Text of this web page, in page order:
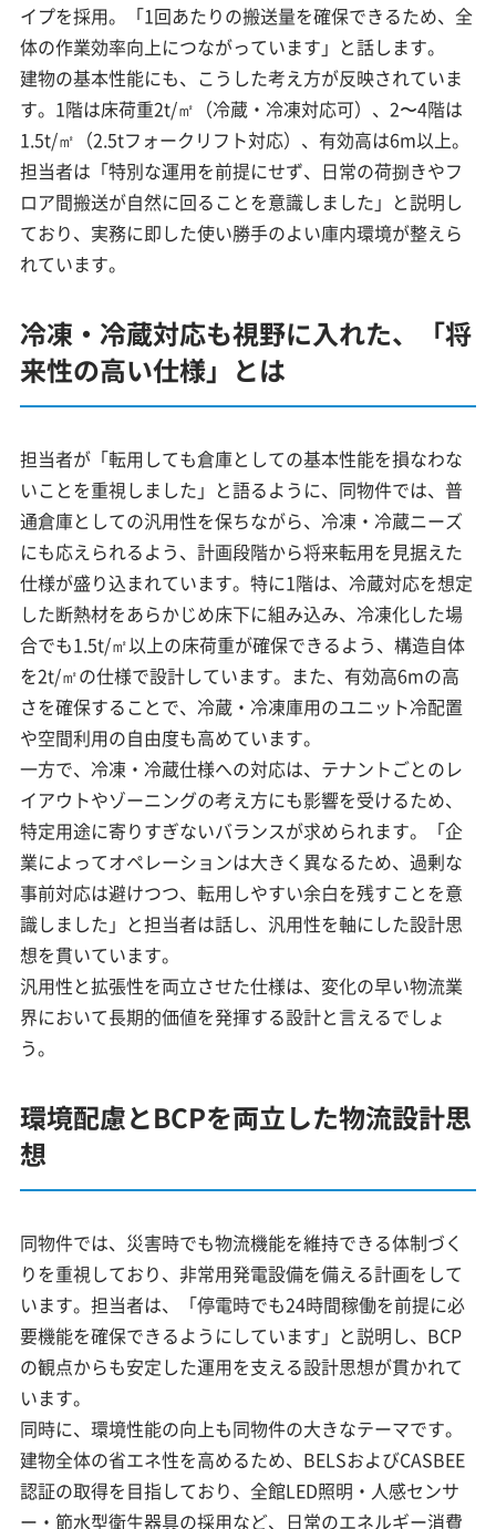
イプを採用。「1回あたりの搬送量を確保できるため、全
体の作業効率向上につながっています」と話します。
建物の基本性能にも、こうした考え方が反映されていま
す。1階は床荷重2t/㎡（冷蔵・冷凍対応可）、2〜4階は
1.5t/㎡（2.5tフォークリフト対応）、有効高は6m以上。
担当者は「特別な運用を前提にせず、日常の荷捌きやフ
ロア間搬送が自然に回ることを意識しました」と説明し
ており、実務に即した使い勝手のよい庫内環境が整えら
れています。
冷凍・冷蔵対応も視野に入れた、「将
来性の高い仕様」とは
担当者が「転用しても倉庫としての基本性能を損なわな
いことを重視しました」と語るように、同物件では、普
通倉庫としての汎用性を保ちながら、冷凍・冷蔵ニーズ
にも応えられるよう、計画段階から将来転用を見据えた
仕様が盛り込まれています。特に1階は、冷蔵対応を想定
した断熱材をあらかじめ床下に組み込み、冷凍化した場
合でも1.5t/㎡以上の床荷重が確保できるよう、構造自体
を2t/㎡の仕様で設計しています。また、有効高6mの高
さを確保することで、冷蔵・冷凍庫用のユニット冷配置
や空間利用の自由度も高めています。
一方で、冷凍・冷蔵仕様への対応は、テナントごとのレ
イアウトやゾーニングの考え方にも影響を受けるため、
特定用途に寄りすぎないバランスが求められます。「企
業によってオペレーションは大きく異なるため、過剰な
事前対応は避けつつ、転用しやすい余白を残すことを意
識しました」と担当者は話し、汎用性を軸にした設計思
想を貫いています。
汎用性と拡張性を両立させた仕様は、変化の早い物流業
界において長期的価値を発揮する設計と言えるでしょ
う。
環境配慮とBCPを両立した物流設計思
想
同物件では、災害時でも物流機能を維持できる体制づく
りを重視しており、非常用発電設備を備える計画をして
います。担当者は、「停電時でも24時間稼働を前提に必
要機能を確保できるようにしています」と説明し、BCP
の観点からも安定した運用を支える設計思想が貫かれて
います。
同時に、環境性能の向上も同物件の大きなテーマです。
建物全体の省エネ性を高めるため、BELSおよびCASBEE
認証の取得を目指しており、全館LED照明・人感センサ
ー・節水型衛生器具の採用など、日常のエネルギー消費